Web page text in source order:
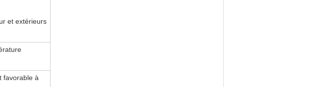
et extérieurs
favorable à